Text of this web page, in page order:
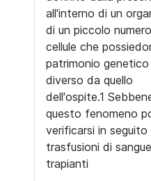
all'interno di un
di un piccolo
cellule che
patrimonio genetico
diverso da quello
dell'ospite.1
questo fenomeno
verificarsi in seguito
trasfusioni di
trapianti